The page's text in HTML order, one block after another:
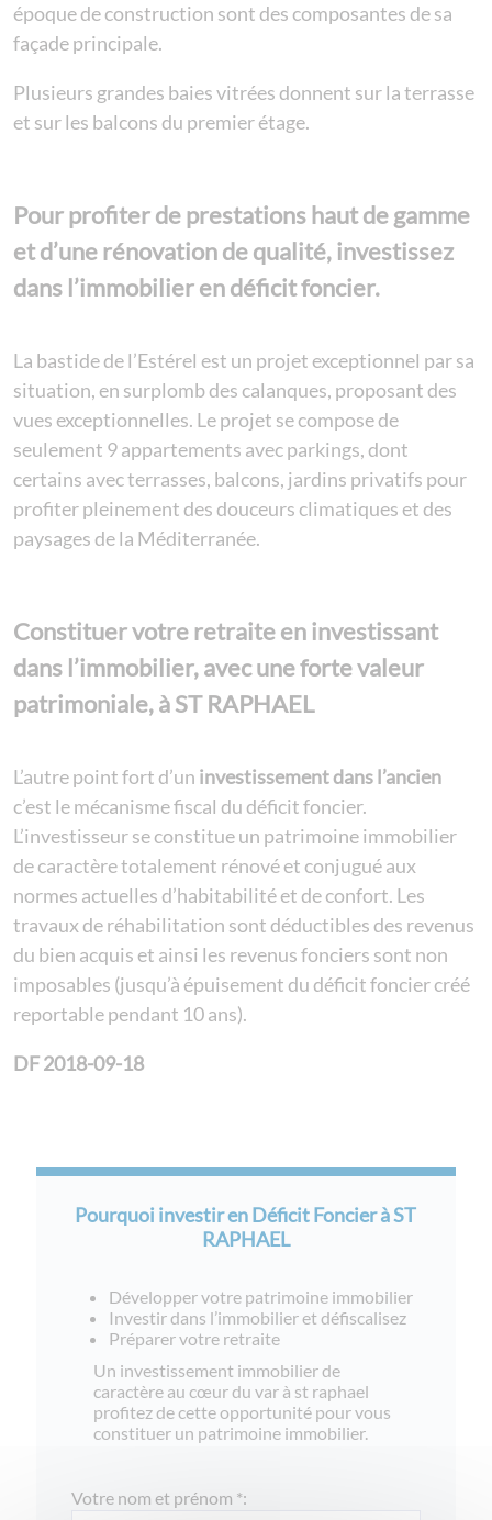
époque de construction sont des composantes de sa
façade principale.
Plusieurs grandes baies vitrées donnent sur la terrasse
et sur les balcons du premier étage.
Pour profiter de prestations haut de gamme
et d’une rénovation de qualité, investissez
dans l’immobilier en déficit foncier.
La bastide de l’Estérel est un projet exceptionnel par sa
situation, en surplomb des calanques, proposant des
vues exceptionnelles. Le projet se compose de
seulement 9 appartements avec parkings, dont
certains avec terrasses, balcons, jardins privatifs pour
profiter pleinement des douceurs climatiques et des
paysages de la Méditerranée.
Constituer votre retraite en investissant
dans l’immobilier, avec une forte valeur
patrimoniale, à ST RAPHAEL
L’autre point fort d’un investissement dans l’ancien
c’est le mécanisme fiscal dudéficit foncier.
L’investisseur se constitue un patrimoine immobilier
de caractère totalement rénové et conjugué aux
normes actuelles d’habitabilité et de confort. Les
travaux de réhabilitation sont déductibles des revenus
du bien acquis et ainsi les revenus fonciers sont non
imposables (jusqu’à épuisement du déficit foncier créé
reportable pendant 10 ans).
DF 2018-09-18
Pourquoi investir en Déficit Foncier à ST
RAPHAEL
Développer votre patrimoine immobilier
Investir dans l’immobilier et défiscalisez
Préparer votre retraite
Un investissement immobilier de
caractère au cœur du var à st raphael
profitez de cette opportunité pour vous
constituer un patrimoine immobilier.
Votre nom et prénom *: